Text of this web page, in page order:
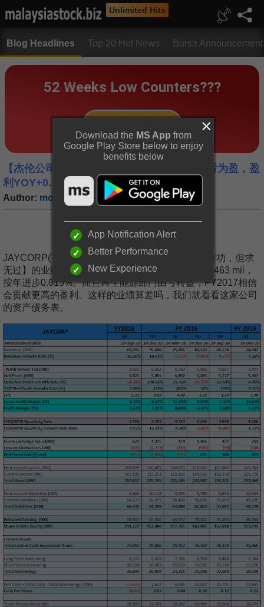
Unlimited Hits
Blog Headlines Top 20 Hot News Bursa Announcement
【杰伦公司】- JAYCORP(7152)再生能源赚亏为盈，盈
利YOY+0.15%, 这很差吗？[H@rry]
Author: moneyKing |Date:19 Dec 2016
JAYCORP(7152)杰伦公司在星期五公布了【不求有功，但求
无过】的业绩，Net Profit YOY从5.455 mil进步到5.463 mil，
按年进步0.015%。而且再生能源部门由亏转盈，FY2017相信
会贡献更高的盈利。这样的业绩算差吗，我们就看看这家公司
的资产债务表。
Download the MS App from
Google Play Store below to enjoy
benefits below
App Notification Alert
Better Performance
New Experience